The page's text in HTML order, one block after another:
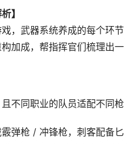
】
戏，武器系统养成的每个环
加成，帮指挥官们梳理出
不同职业的队员适配不同枪
弹枪 / 冲锋枪，刺客配备